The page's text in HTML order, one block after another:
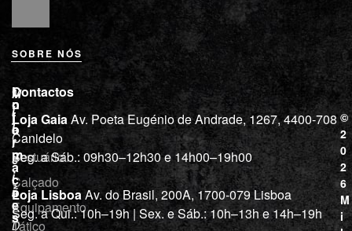
SOBRE NÓS
M
i
l
í
c
i
a
“
D
L
o
j
a
Vestuário
Calçado
Equipamento
Tático
I
n
f
o
r
m
a
ç
õ
e
s
Contactos
Loja GaiaAv. Poeta Eugénio de Andrade, 1267, 4400-708
Canidelo
Seg. a Sáb.: 09h30–12h30 e 14h00–19h00
Loja LisboaAv. do Brasil, 200A, 1700-079 Lisboa
Seg. a Qui.: 10h–19h | Sex. e Sáb.: 10h–13h e 14h–19h
©
2
0
2
6
M
i